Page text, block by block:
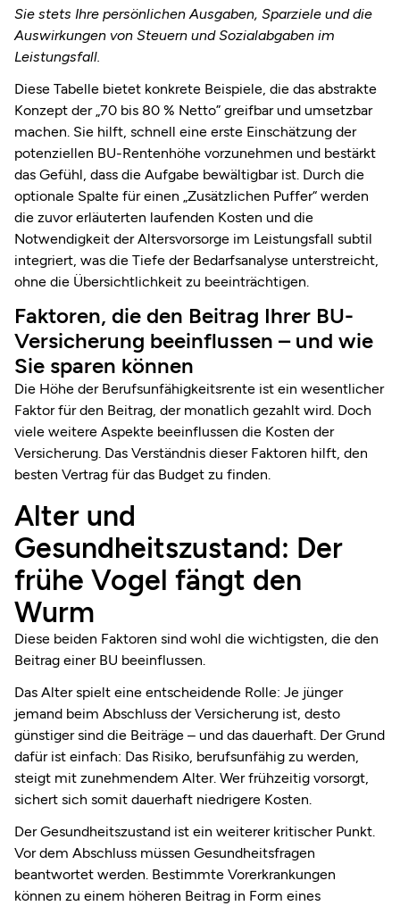
Sie stets Ihre persönlichen Ausgaben, Sparziele und die
Auswirkungen von Steuern und Sozialabgaben im
Leistungsfall.
Diese Tabelle bietet konkrete Beispiele, die das abstrakte
Konzept der „70 bis 80 % Netto” greifbar und umsetzbar
machen. Sie hilft, schnell eine erste Einschätzung der
potenziellen BU-Rentenhöhe vorzunehmen und bestärkt
das Gefühl, dass die Aufgabe bewältigbar ist. Durch die
optionale Spalte für einen „Zusätzlichen Puffer“ werden
die zuvor erläuterten laufenden Kosten und die
Notwendigkeit der Altersvorsorge im Leistungsfall subtil
integriert, was die Tiefe der Bedarfsanalyse unterstreicht,
ohne die Übersichtlichkeit zu beeinträchtigen.
Faktoren, die den Beitrag Ihrer BU-
Versicherung beeinflussen – und wie
Sie sparen können
Die Höhe der Berufsunfähigkeitsrente ist ein wesentlicher
Faktor für den Beitrag, der monatlich gezahlt wird. Doch
viele weitere Aspekte beeinflussen die Kosten der
Versicherung. Das Verständnis dieser Faktoren hilft, den
besten Vertrag für das Budget zu finden.
Alter und
Gesundheitszustand: Der
frühe Vogel fängt den
Wurm
Diese beiden Faktoren sind wohl die wichtigsten, die den
Beitrag einer BU beeinflussen.
Das Alter spielt eine entscheidende Rolle: Je jünger
jemand beim Abschluss der Versicherung ist, desto
günstiger sind die Beiträge – und das dauerhaft. Der Grund
dafür ist einfach: Das Risiko, berufsunfähig zu werden,
steigt mit zunehmendem Alter. Wer frühzeitig vorsorgt,
sichert sich somit dauerhaft niedrigere Kosten.
Der Gesundheitszustand ist ein weiterer kritischer Punkt.
Vor dem Abschluss müssen Gesundheitsfragen
beantwortet werden. Bestimmte Vorerkrankungen
können zu einem höheren Beitrag in Form eines